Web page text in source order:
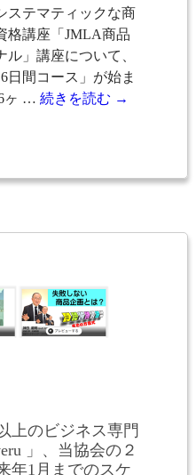
ステマティックな商
格講座「JMLA商品
」講座について、
日間コース」が始ま
ヶ … 続きを読む →
上のビジネス専門
」、当協会の２
年1月までのスケ